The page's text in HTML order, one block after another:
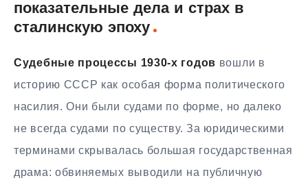
показательные дела и страх в
сталинскую эпоху
Судебные процессы 1930-х годов вошли в
историю СССР как особая форма политического
насилия. Они были судами по форме, но далеко
не всегда судами по существу. За юридическими
терминами скрывалась большая государственная
драма: обвиняемых выводили на публичную